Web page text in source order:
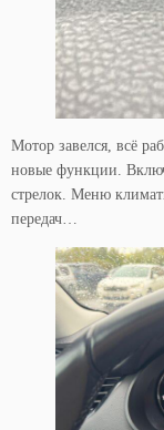
Мотор завелся, всё
новые функции.
стрелок. Меню
передач…